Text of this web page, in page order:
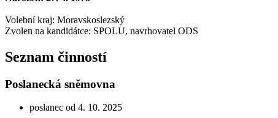
Volební kraj: Moravskoslezský
Zvolen na kandidátce: SPOLU, navrhovatel ODS
Seznam činností
Poslanecká sněmovna
poslanec od 4. 10. 2025